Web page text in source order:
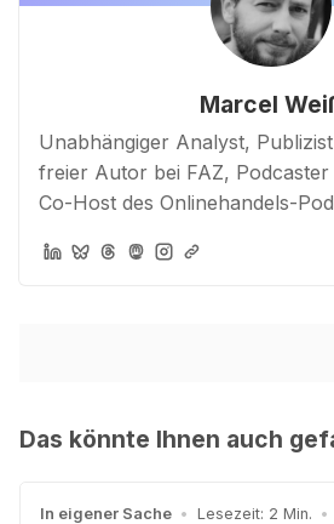
Marcel
Unabhängiger Analyst,
freier Autor bei FAZ,
Co-Host des Onlinehandels-
Das könnte Ihnen auch
In eigener Sache • Lesezeit: 2 Min. •